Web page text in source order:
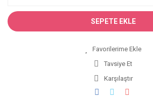
SEPETE EKLE
Tavsiye Et
Karşılaştır